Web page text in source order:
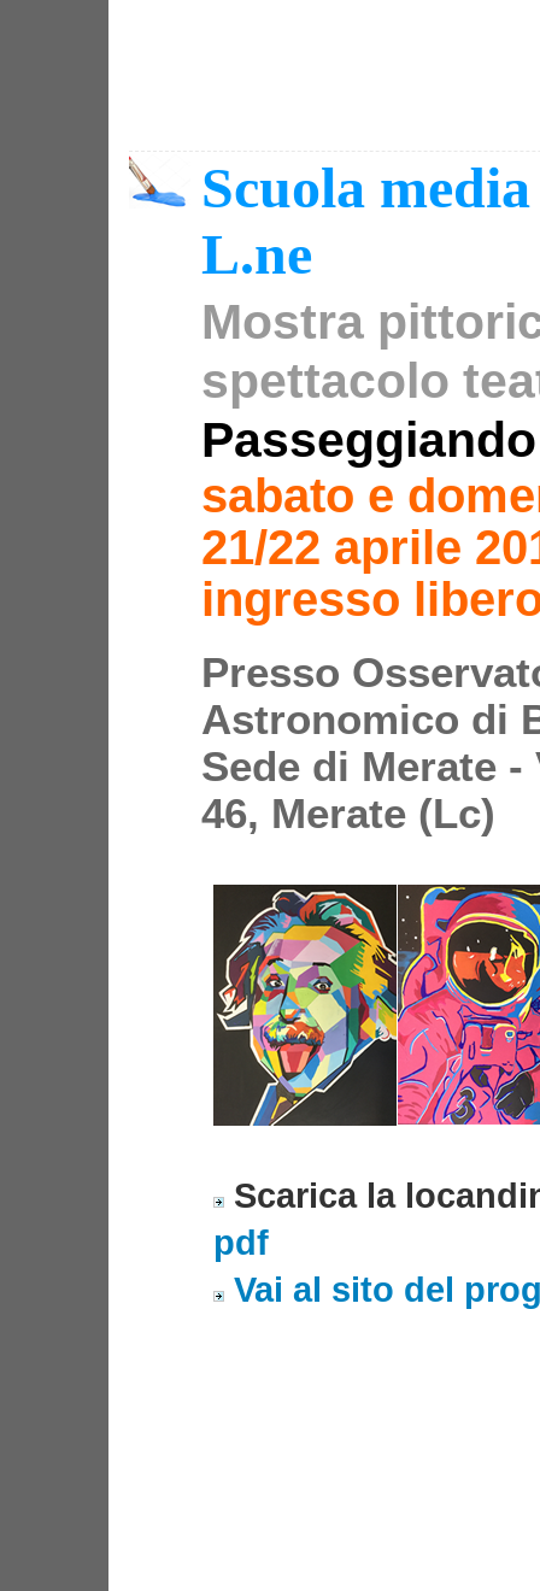
Scuola
L.ne
Mostra
spettacolo
sabato e
21/22 aprile
ingresso
Presso
Astronomico di
Sede di Merate
46, Merate (Lc)
Scarica la
pdf
Vai al sito del